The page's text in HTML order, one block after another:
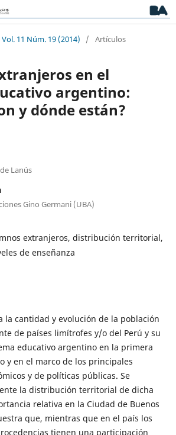
Vol. 11 Núm. 19 (2014) / Artículos
en el
argentino:
y dónde están?
Lanús
Gino Germani (UBA)
extranjeros, distribución territorial,
de enseñanza
la cantidad y evolución de la población
de países limítrofes y/o del Perú y su
educativo argentino en la primera
y en el marco de los principales
y de políticas públicas. Se
la distribución territorial de dicha
relativa en la Ciudad de Buenos
que, mientras que en el país los
tienen una participación